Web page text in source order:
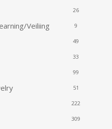
26
Veiliing 9
49
33
99
51
222
309